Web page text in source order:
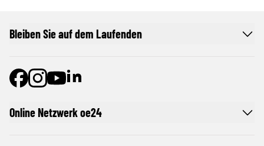
Online Netzwerk oe24
Bleiben Sie auf dem Laufenden